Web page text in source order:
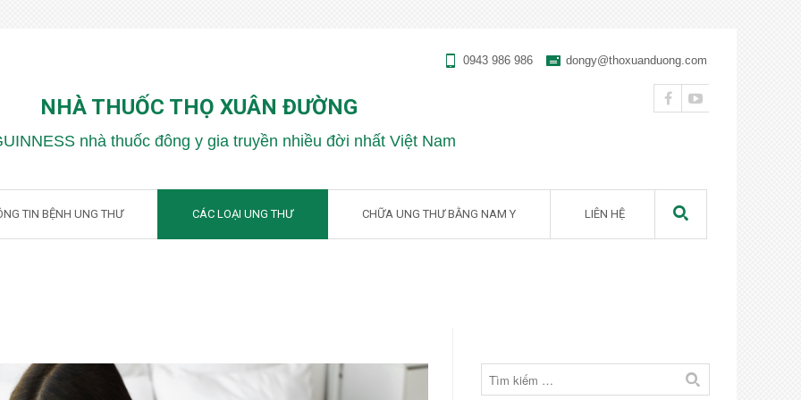
0943 986 986 dongy@thoxuanduong.com
NHÀ THUỐC THỌ XUÂN ĐƯỜNG
nhà thuốc đông y gia truyền nhiều đời nhất Việt Nam
TIN BỆNH UNG THƯ CÁC LOẠI UNG THƯ CHỮA UNG THƯ BẰNG NAM Y LIÊN HỆ